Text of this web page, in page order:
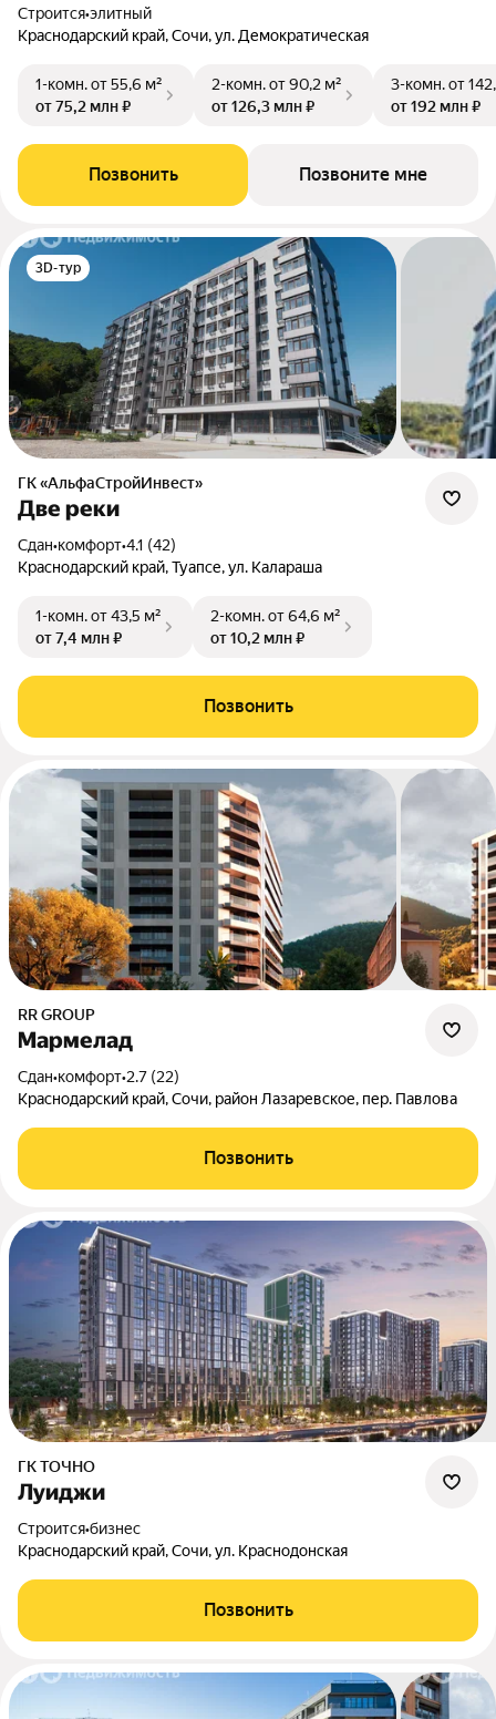
Строится•элитный
Краснодарский край, Сочи, ул. Демократическая
1-комн.от 55,6 м²
от 75,2 млн ₽
2-комн.от 90,2 м²
от 126,3 млн ₽
3-комн.от
от 192 млн ₽
Позвонить Позвоните мне
3D-тур
ГК «АльфаСтройИнвест»
Две реки
Сдан•комфорт•4.1 (42)
Краснодарский край, Туапсе, ул. Калараша
1-комн.от 43,5 м²
от 7,4 млн ₽
2-комн.от 64,6 м²
от 10,2 млн ₽
Позвонить
RR GROUP
Мармелад
Сдан•комфорт•2.7 (22)
Краснодарский край, Сочи, район Лазаревское, пер. Павлова
Позвонить
ГК ТОЧНО
Луиджи
Строится•бизнес
Краснодарский край, Сочи, ул. Краснодонская
Позвонить